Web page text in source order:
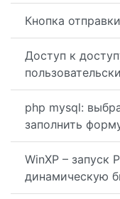
Кнопка
Доступ к
php mysql:
заполнить
WinXP – запуск
динамическую